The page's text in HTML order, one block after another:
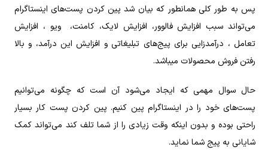
پس به طور کلی همانطور که بیان شد پین کردن پست‌های اینستاگرام
می‌تواند سبب افزایش فالوور، افزایش لایک، کامنت، ویو ، افزایش
تعامل ، درآمدزایی برای پیج‌های تبلیغاتی و افزایش این درآمد، و بالا
رفتن فروش محصولات میباشد.
حال سوال مهمی که ایجاد می‌شود آن است که چگونه می‌توانیم
پست‌های خود را در اینستاگرام پین کنیم. پین کردن پست کار بسیار
راحتی بوده و بدون اینکه وقت زیادی را از شما تلف کند می‌تواند کمک
شایانی به پیج شما نماید.